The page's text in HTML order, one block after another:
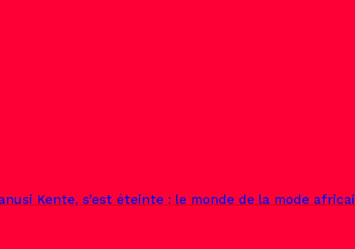
Kente, s’est éteinte : le monde de la mode